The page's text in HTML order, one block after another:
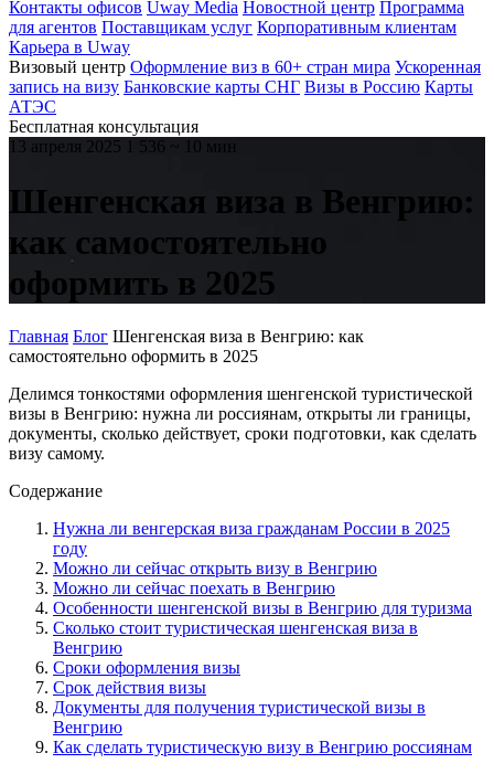
Контакты офисов Uway Media Новостной центр Программа
для агентов Поставщикам услуг Корпоративным клиентам
Карьера в Uway
Визовый центр Оформление виз в 60+ стран мира Ускоренная
запись на визу Банковские карты СНГ Визы в Россию Карты
АТЭС
Бесплатная консультация
13 апреля 2025 1 536 ~ 10 мин
Шенгенская виза в Венгрию:
как самостоятельно
оформить в 2025
Главная Блог Шенгенская виза в Венгрию: как
самостоятельно оформить в 2025
Делимся тонкостями оформления шенгенской туристической
визы в Венгрию: нужна ли россиянам, открыты ли границы,
документы, сколько действует, сроки подготовки, как сделать
визу самому.
Содержание
Нужна ли венгерская виза гражданам России в 2025
году
Можно ли сейчас открыть визу в Венгрию
Можно ли сейчас поехать в Венгрию
Особенности шенгенской визы в Венгрию для туризма
Сколько стоит туристическая шенгенская виза в
Венгрию
Сроки оформления визы
Срок действия визы
Документы для получения туристической визы в
Венгрию
Как сделать туристическую визу в Венгрию россиянам